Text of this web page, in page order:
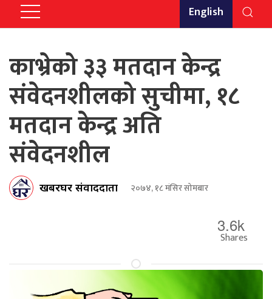
English
काभ्रेको ३३ मतदान केन्द्र
संवेदनशीलको सुचीमा, १८
मतदान केन्द्र अति
संवेदनशील
खबरघर संवाददाता २०७४, १८ मंसिर सोमबार
3.6k
Shares